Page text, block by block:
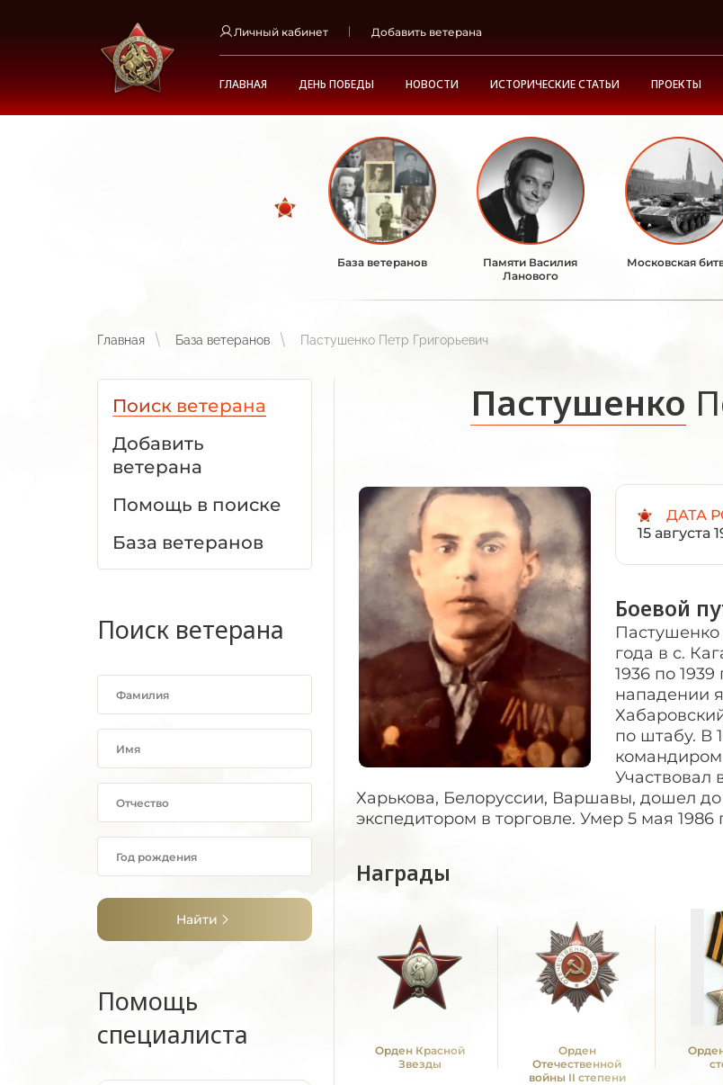
Личный кабинет Добавить ветерана
ГЛАВНАЯ ДЕНЬ ПОБЕДЫ НОВОСТИ ИСТОРИЧЕСКИЕ СТАТЬИ ПРОЕКТЫ
База ветеранов
Памяти Василия
Ланового
Московская
Главная База ветеранов Пастушенко Петр Григорьевич
Поиск ветерана
Добавить
ветерана
Помощь в поиске
База ветеранов
Поиск ветерана
Найти
Помощь
специалиста
Пастушенко
ДАТА
15 августа
Боевой
Пастушенко
года в с.
1936 по
нападении
по штабу. В
командиром
Участвовал
Харькова, Белоруссии, Варшавы, дошел
экспедитором в торговле. Умер 5 мая 1986
Награды
Орден Красной
Звезды
Орден
Отечественной
войны II степени